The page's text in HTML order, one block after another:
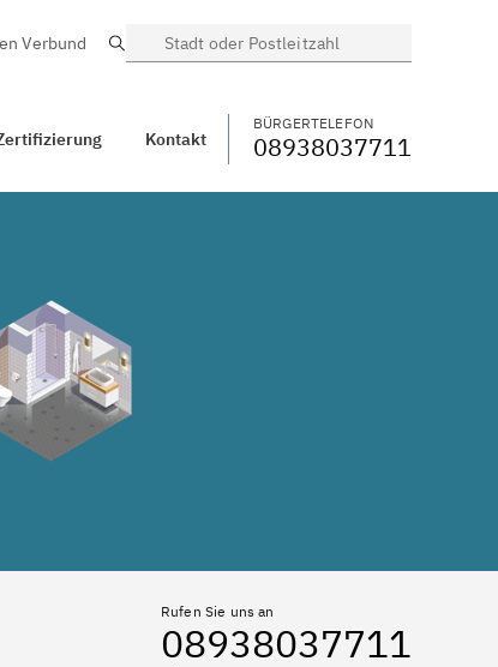
WECHSELN
Verbund Suche
Kontakt
BÜRGERTELEFON
08938037711
Rufen Sie uns an
08938037711